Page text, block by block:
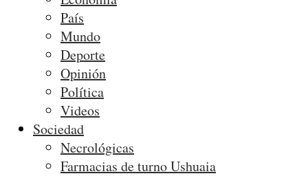
País
Mundo
Deporte
Opinión
Política
Videos
Sociedad
Necrológicas
Farmacias de turno Ushuaia